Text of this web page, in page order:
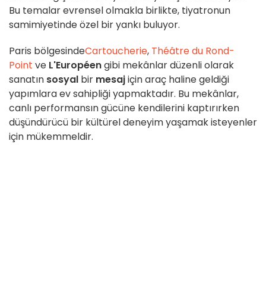
Bu temalar evrensel olmakla birlikte, tiyatronun
samimiyetinde özel bir yankı buluyor.
Paris bölgesindeCartoucherie, Théâtre du Rond-
Point ve L'Européengibi mekânlar düzenli olarak
sanatın sosyal bir mesajiçin araç haline geldiği
yapımlara ev sahipliği yapmaktadır. Bu mekânlar,
canlı performansın gücüne kendilerini kaptırırken
düşündürücü bir kültürel deneyim yaşamak isteyenler
için mükemmeldir.